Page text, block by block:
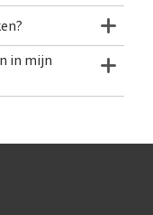
version will
the printed
provide a
smudging.)
very easy for
in mijn